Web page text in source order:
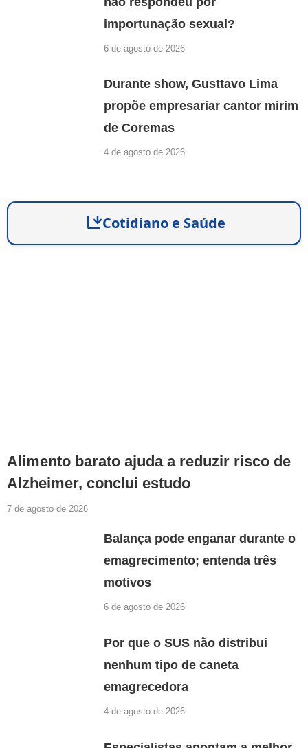
importunação sexual?
6 de agosto de 2026
Durante show, Gusttavo Lima
propõe empresariar cantor mirim
de Coremas
4 de agosto de 2026
Cotidiano e Saúde
Alimento barato ajuda a reduzir risco de
Alzheimer, conclui estudo
7 de agosto de 2026
Balança pode enganar durante o
emagrecimento; entenda três
motivos
6 de agosto de 2026
Por que o SUS não distribui
nenhum tipo de caneta
emagrecedora
4 de agosto de 2026